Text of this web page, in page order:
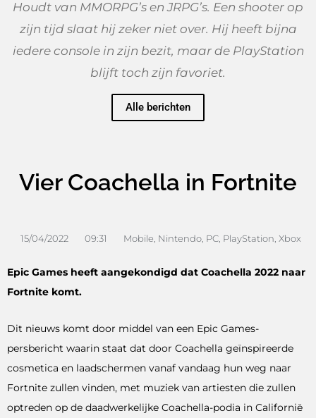
Houdt van MMORPG’s en JRPG’s. Een shooter op
zijn tijd slaat hij zeker niet over. Hij heeft bijna
iedere console in zijn bezit, maar de PlayStation
blijft toch zijn favoriet.
Alle berichten
Vier Coachella in Fortnite
15/04/2022 09:31 Mobile Nintendo PC PlayStation Xbox
Epic Games heeft aangekondigd dat Coachella 2022 naar
Fortnite komt.
Dit nieuws komt door middel van een Epic Games-
persbericht waarin staat dat door Coachella geïnspireerde
cosmetica en laadschermen vanaf vandaag hun weg naar
Fortnite zullen vinden, met muziek van artiesten die zullen
optreden op de daadwerkelijke Coachella-podia in Californië